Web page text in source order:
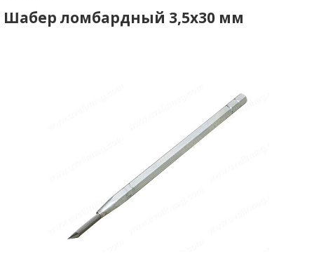
Шабер ломбардный 3,5х30 мм